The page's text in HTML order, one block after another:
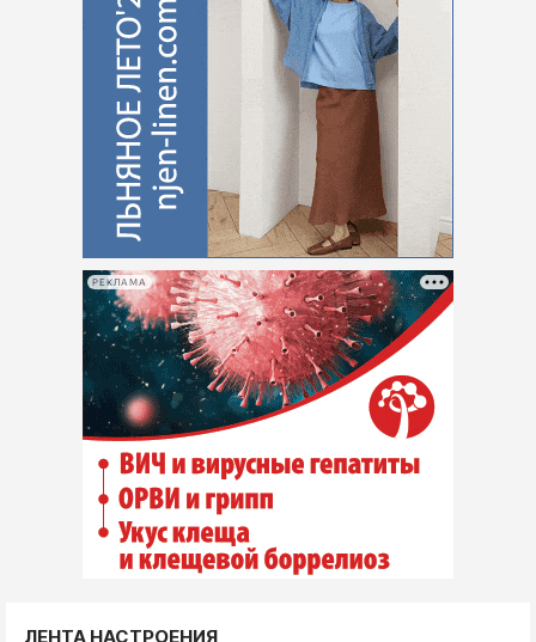
РЕКЛАМА
ЛЕНТА НАСТРОЕНИЯ